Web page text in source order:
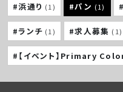
#浜通り (1) #パン (1)
#ランチ (1) #求人募集 (1)
#【イベント】Primary